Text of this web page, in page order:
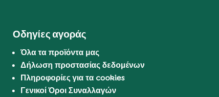
Οδηγίες αγοράς
Όλα τα προϊόντα μας
Δήλωση προστασίας δεδομένων
Πληροφορίες για τα cookies
Γενικοί Όροι Συναλλαγών